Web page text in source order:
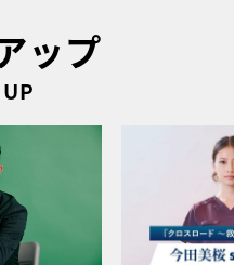
ップ